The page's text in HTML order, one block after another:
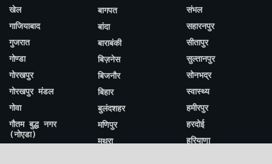
खेल
गाजियाबाद
गुजरात
गोण्डा
गोरखपुर
गोरखपुर मंडल
गोवा
गौतम बुद्ध नगर
(नोएडा)
बागपत
बांदा
बाराबंकी
बिज़नेस
बिजनौर
बिहार
बुलंदशहर
मणिपुर
मथुरा
संभल
सहारनपुर
सीतापुर
सुल्तानपुर
सोनभद्र
स्वास्थ्य
हमीरपुर
हरदोई
हरियाणा